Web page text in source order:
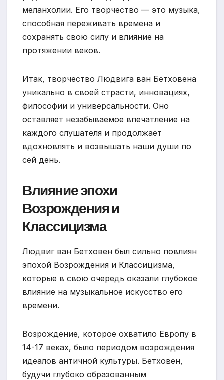
меланхолии. Его творчество — это музыка,
способная переживать времена и
сохранять свою силу и влияние на
протяжении веков.
Итак, творчество Людвига ван Бетховена
уникально в своей страсти, инновациях,
философии и универсальности. Оно
оставляет незабываемое впечатление на
каждого слушателя и продолжает
вдохновлять и возвышать наши души по
сей день.
Влияние эпохи
Возрождения и
Классицизма
Людвиг ван Бетховен был сильно повлиян
эпохой Возрождения и Классицизма,
которые в свою очередь оказали глубокое
влияние на музыкальное искусство его
времени.
Возрождение, которое охватило Европу в
14-17 веках, было периодом возрождения
идеалов античной культуры. Бетховен,
будучи глубоко образованным